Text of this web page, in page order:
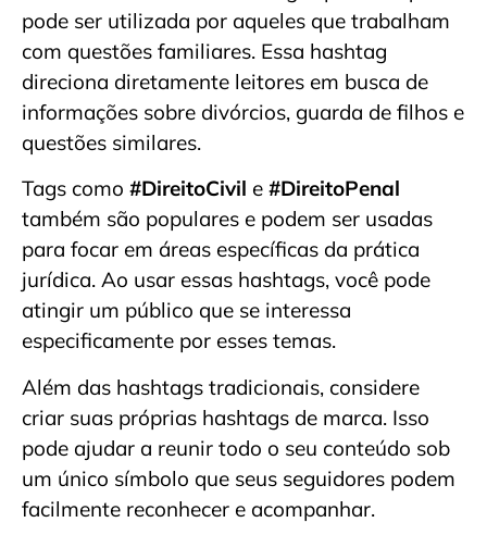
pode ser utilizada por aqueles que trabalham
com questões familiares. Essa hashtag
direciona diretamente leitores em busca de
informações sobre divórcios, guarda de filhos e
questões similares.
Tags como #DireitoCivil e #DireitoPenal
também são populares e podem ser usadas
para focar em áreas específicas da prática
jurídica. Ao usar essas hashtags, você pode
atingir um público que se interessa
especificamente por esses temas.
Além das hashtags tradicionais, considere
criar suas próprias hashtags de marca. Isso
pode ajudar a reunir todo o seu conteúdo sob
um único símbolo que seus seguidores podem
facilmente reconhecer e acompanhar.